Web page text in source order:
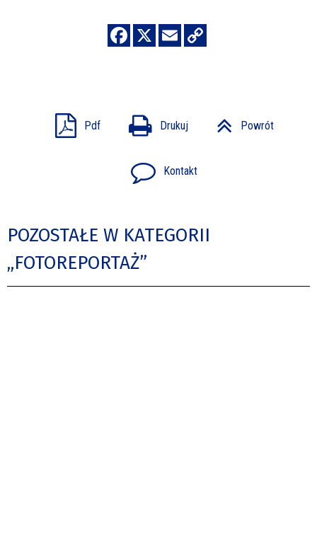
Pdf Drukuj Powrót
Kontakt
POZOSTAŁE W KATEGORII
„FOTOREPORTAŻ”